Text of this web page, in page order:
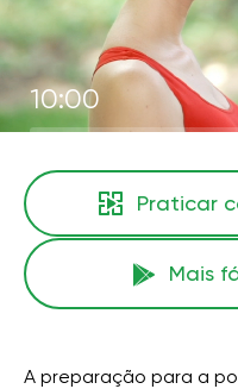
10:00
Praticar
Mais
A preparação para a